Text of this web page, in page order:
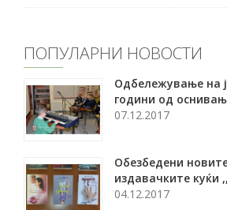
ПОПУЛАРНИ НОВОСТИ
Oдбележување на
години од
07.12.2017
Обезбедени
издавачките куќи
04.12.2017